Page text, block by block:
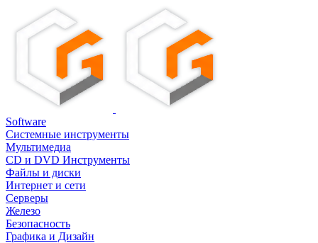
Software
Системные инструменты
Мультимедиа
CD и DVD Инструменты
Файлы и диски
Интернет и сети
Серверы
Железо
Безопасность
Графика и Дизайн